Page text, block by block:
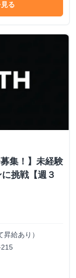
る
集！】未経験
挑戦【週３
給あり）